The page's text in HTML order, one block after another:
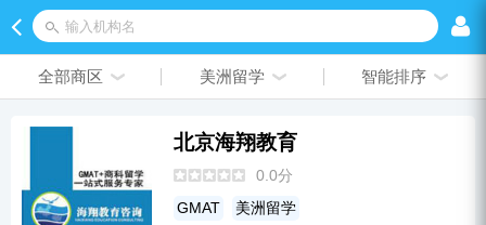
输入机构名
全部商区 美洲留学 智能排序
北京海翔教育
0.0分
GMAT
美洲留学